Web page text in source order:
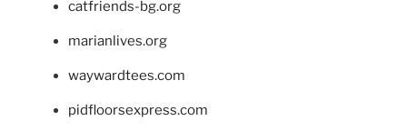
catfriends-bg.org
marianlives.org
waywardtees.com
pidfloorsexpress.com